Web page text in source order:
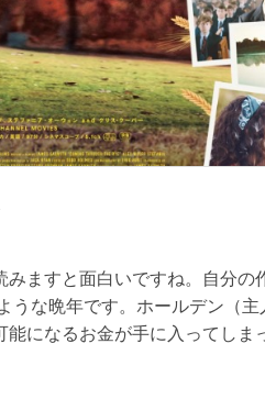
ますと面白いですね。自分の
うな晩年です。ホールデン（主
になるお金が手に入ってしま